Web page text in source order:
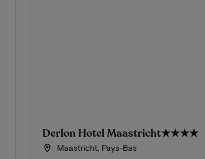
Derlon Hotel Maastricht★★★★
Maastricht, Pays-Bas